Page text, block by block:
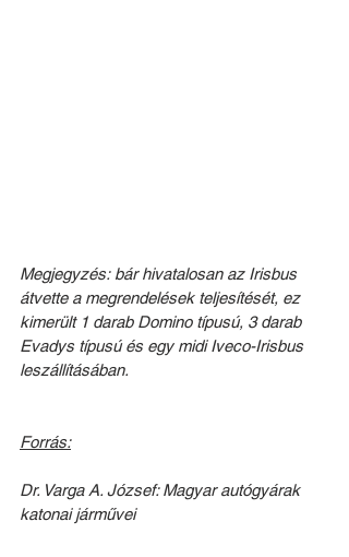
Megjegyzés: bár hivatalosan az Irisbus
átvette a megrendelések teljesítését, ez
kimerült 1 darab Domino típusú, 3 darab
Evadys típusú és egy midi Iveco-Irisbus
leszállításában.
Forrás:
Dr. Varga A. József: Magyar autógyárak
katonai járművei